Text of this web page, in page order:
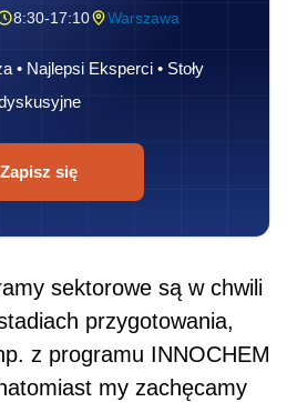
8:30-17:10 Warszawa
• Najlepsi Eksperci • Stoły
Zapisz się
sektorowe są w chwili
przygotowania,
z programu INNOCHEM
my zachęcamy